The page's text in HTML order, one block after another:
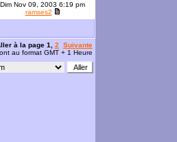
Dim Nov 09, 2003 6:19 pm
ramses2
à la page 1 2
Suivante
au format GMT + 1 Heure